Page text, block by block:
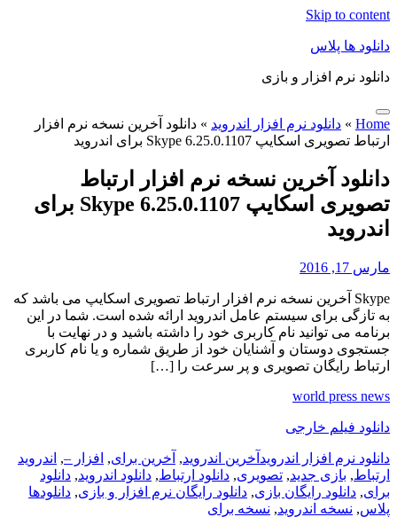
Skip to content
دانلود ها پلاس
دانلود نرم افزار و بازی
Home
» دانلود نرم افزار اندروید » دانلود آخرین نسخه نرم افزار
ارتباط تصویری اسکایپ Skype 6.25.0.1107 برای اندروید
دانلود آخرین نسخه نرم افزار ارتباط
تصویری اسکایپ Skype 6.25.0.1107 برای
اندروید
مارس 17, 2016
Skype آخرین نسخه نرم افزار ارتباط تصویری اسکایپ می باشد که
به تازگی برای سیستم عامل اندروید ارائه شده است. شما در این
برنامه می توانید نام کاربری خود را داشته باشید و در نهایت با
جستجوی دوستان و آشنایان خود از طریق شماره و یا نام کاربری
ارتباط رایگان تصویری و پر سرعت را […]
world press news
دانلود فیلم خارجی
دانلود نرم افزار اندروید آخرین اندروید, آخرین برای, افزار –, اندروید
ارتباط, بازی جدید, تصویری, دانلود ارتباط, دانلود اندروید, دانلود
برای, دانلود رایگان بازی, دانلود رایگان نرم افزار و بازی, دانلودها
پلاس, نسخه اندروید, نسخه برای